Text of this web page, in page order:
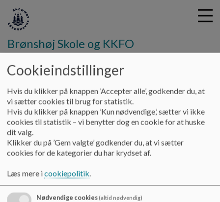
Brønshøj Skole og KKFO
Vores Skole Skoleudviklingssamtale
Skoleudviklingssamtale
Referat fra skoleudviklingssamtale
Dokumenter
2024-11-19 Referat skoleudviklingssamtale.pdf
Cookieindstillinger
Hvis du klikker på knappen ’Accepter alle’, godkender du, at
vi sætter cookies til brug for statistik.
Hvis du klikker på knappen ’Kun nødvendige,’ sætter vi ikke
cookies til statistik – vi benytter dog en cookie for at huske
dit valg.
Klikker du på ’Gem valgte’ godkender du, at vi sætter
cookies for de kategorier du har krydset af.
Læs mere icookiepolitik.
Nødvendige cookies(altid nødvendig)